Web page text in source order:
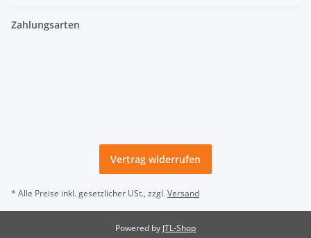
Zahlungsarten
Vertrag widerrufen
* Alle Preise inkl. gesetzlicher USt., zzgl.Versand
Powered by JTL-Shop